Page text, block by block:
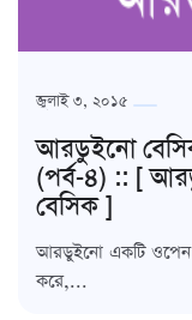
জুলাই ৩, ২০১৫
আরডুইনো
(পর্ব-৪) :: [
বেসিক ]
আরডুইনো একটি ওপেন
করে,...